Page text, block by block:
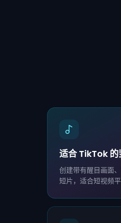
适合 TikTok 的
创建带有醒目画面
短片，适合短视频平